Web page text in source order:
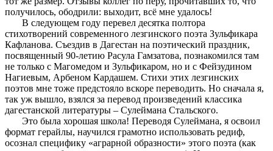
получилось, ободрили: выходит, всё мне удалось!
В следующем году перевел десятка полтора
стихотворений современного лезгинского поэта Зульфикара
Кафланова. Съездив в Дагестан на поэтический праздник,
посвященный 90-летию Расула Гамзатова, познакомился там
не только с Магомедом и Зульфикаром, но и с Фейзудином
Нагиевым, Арбеном Кардашем. Стихи этих лезгинских
поэтов мне тоже предстояло вскоре переводить. Но сначала я,
так уж вышло, взялся за перевод произведений классика
дагестанской литературы – Сулеймана Стальского.
Это была хорошая школа! Переводя Сулеймана, я освоил
формат герайлы, научился грамотно использовать редиф,
осознал специфику «аграрной образности» этого поэта (как